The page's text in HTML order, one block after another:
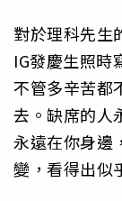
對於理科先生
IG發慶生照時
不管多辛苦都
去。缺席的人
永遠在你身邊
變，看得出似